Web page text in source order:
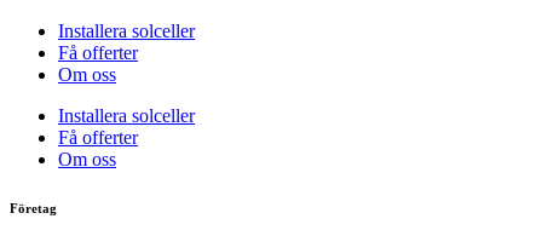
Installera solceller
Få offerter
Om oss
Installera solceller
Få offerter
Om oss
Företag